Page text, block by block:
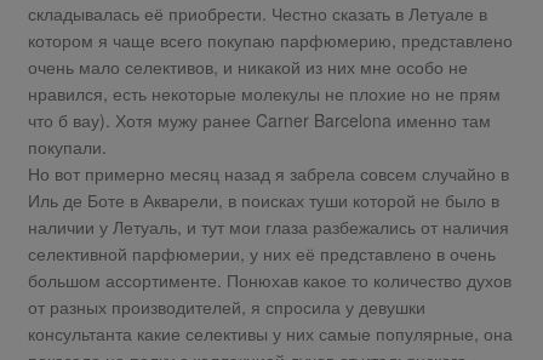
складывалась её приобрести. Честно сказать в Летуале в
котором я чаще всего покупаю парфюмерию, представлено
очень мало селективов, и никакой из них мне особо не
нравился, есть некоторые молекулы не плохие но не прям
что б вау). Хотя мужу ранее Carner Barcelona именно там
покупали.
Но вот примерно месяц назад я забрела совсем случайно в
Иль де Боте в Акварели, в поисках туши которой не было в
наличии у Летуаль, и тут мои глаза разбежались от наличия
селективной парфюмерии, у них её представлено в очень
большом ассортименте. Понюхав какое то количество духов
от разных производителей, я спросила у девушки
консультанта какие селективы у них самые популярные, она